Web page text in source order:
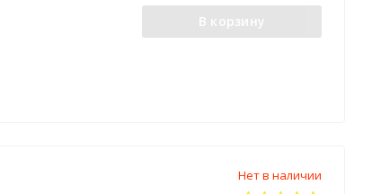
В корзину
Нет в наличии